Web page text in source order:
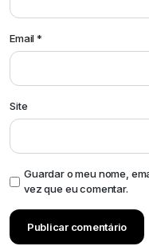
Email*
Site
Guardar o meu nome,
vez que eu comentar.